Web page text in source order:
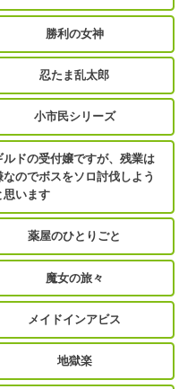
勝利の女神
忍たま乱太郎
小市民シリーズ
ルドの受付嬢ですが、残業は
なのでボスをソロ討伐しよう
思います
薬屋のひとりごと
魔女の旅々
メイドインアビス
地獄楽